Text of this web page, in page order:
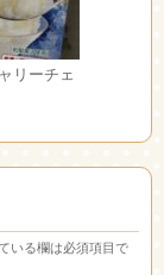
リーチェ
いる欄は必須項目で